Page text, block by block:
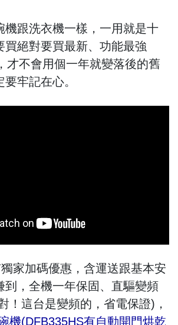
機跟洗衣機一樣，一用就是十
買絕對要買最新、功能最強
才不會用個一年就變落後的舊
牢記在心。
家加碼優惠，含運送跟基本安
到，全機一年保固、直驅變頻
！這台是變頻的，省電保證)，
機(DFB335HS有自動開門烘乾